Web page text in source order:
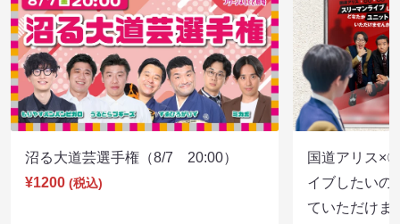
沼る大道芸選手権（8/7 20:00）
¥1200 (税込)
国道アリス×
イブしたいの
ていただけ